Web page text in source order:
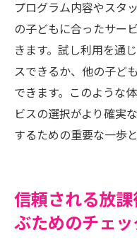
プログラム内容やスタ
の子どもに合ったサー
きます。試し利用を通
スできるか、他の子ど
できます。このような
ビスの選択がより確実
するための重要な一歩
信頼される放
ぶためのチェ